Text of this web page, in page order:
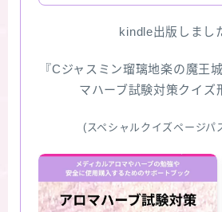
kindle出版しまし
『Cジャスミン瑠璃地楽の魔王
マハーブ試験対策クイズ
(スペシャルクイズページパ